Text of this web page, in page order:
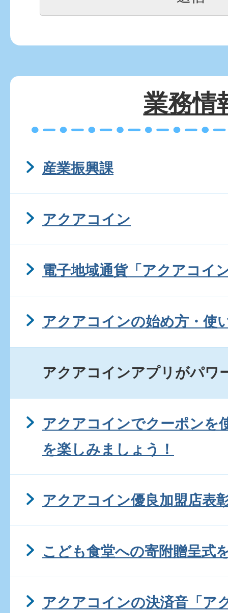
業務情
産業振興課
アクアコイン
電子地域通貨「アクアコイ
アクアコインの始め方・使
アクアコインアプリがパワ
アクアコインでクーポンを
を楽しみましょう！
アクアコイン優良加盟店表
こども食堂への寄附贈呈式
アクアコインの決済音「ア